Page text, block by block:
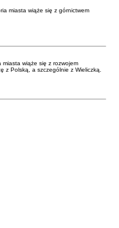
miasta wiąże się z górnictwem
wiąże się z rozwojem
z Polską, a szczególnie z Wieliczką.